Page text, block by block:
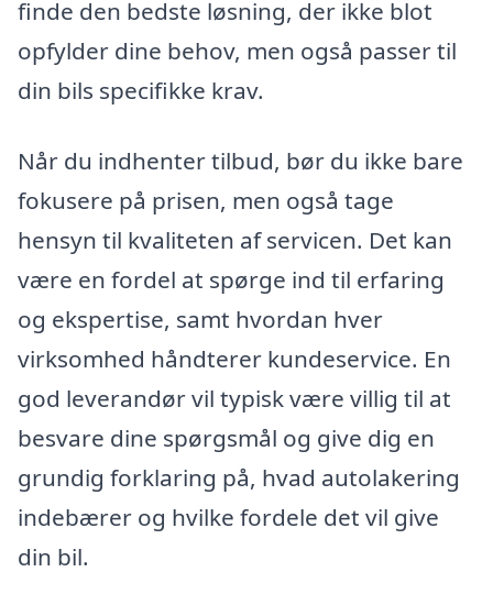
finde den bedste løsning, der ikke blot
opfylder dine behov, men også passer til
din bils specifikke krav.
Når du indhenter tilbud, bør du ikke bare
fokusere på prisen, men også tage
hensyn til kvaliteten af servicen. Det kan
være en fordel at spørge ind til erfaring
og ekspertise, samt hvordan hver
virksomhed håndterer kundeservice. En
god leverandør vil typisk være villig til at
besvare dine spørgsmål og give dig en
grundig forklaring på, hvad autolakering
indebærer og hvilke fordele det vil give
din bil.